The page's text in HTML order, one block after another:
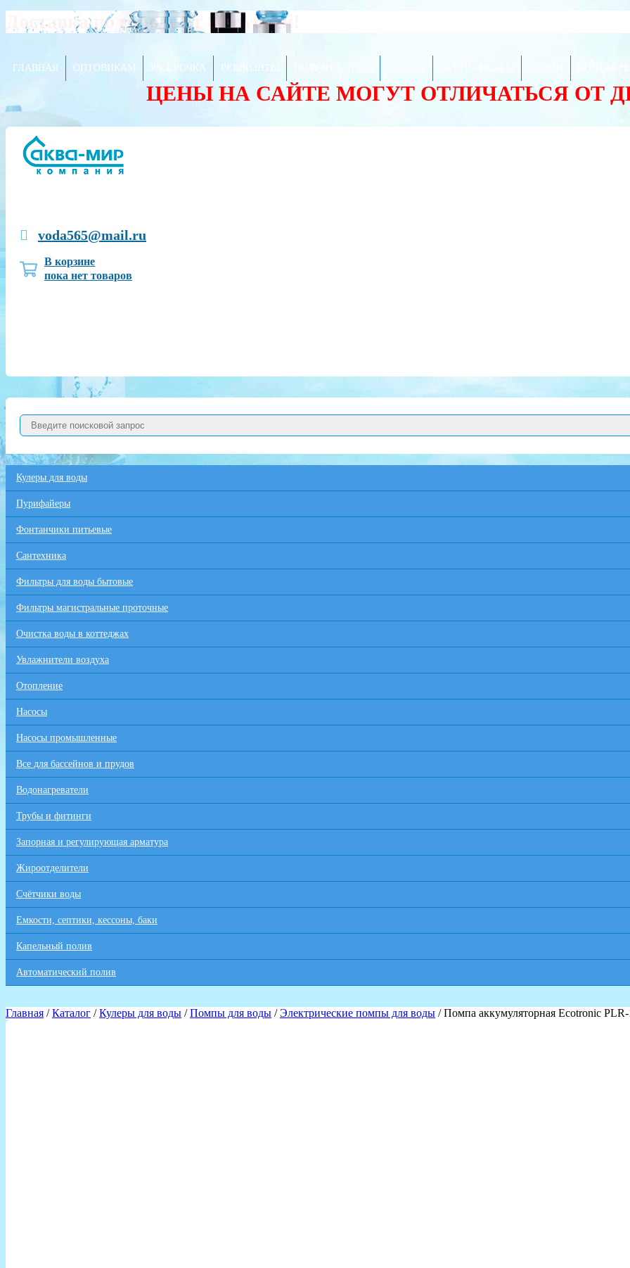
Доставка по городу от 80 рублей!
ГЛАВНАЯ ОПТОВИКАМ РАССРОЧКА РЕКВИЗИТЫ
ЦЕНЫ НА САЙТЕ МОГУТ ОТЛИЧАТЬСЯ ОТ
voda565@mail.ru
В корзине
пока нет товаров
Кулеры для воды
Пурифайеры
Фонтанчики питьевые
Сантехника
Фильтры для воды бытовые
Фильтры магистральные проточные
Очистка воды в коттеджах
Увлажнители воздуха
Отопление
Насосы
Насосы промышленные
Все для бaссейнов и прудов
Водонагреватели
Трубы и фитинги
Запорная и регулирующая арматура
Жироотделители
Счётчики воды
Емкости, септики, кессоны, баки
Капельный полив
Автоматический полив
Главная /Каталог /Кулеры для воды /Помпы для воды /Электрические помпы для воды / Помпа аккумуляторная Ecotronic